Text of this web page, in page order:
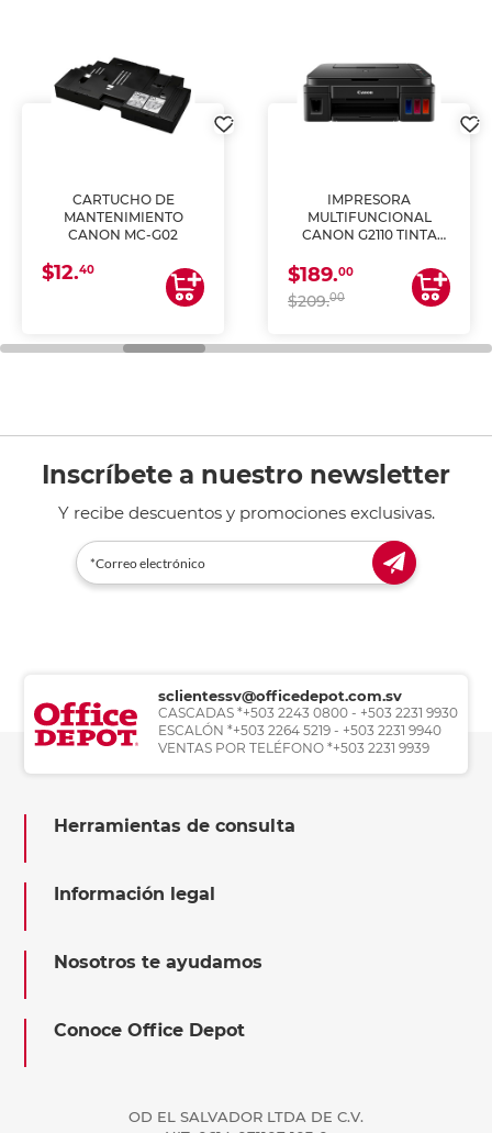
CARTUCHO DE
MANTENIMIENTO
CANON MC-G02
$12.40
IMPRESORA
MULTIFUNCIONAL
CANON G2110 TINTA
$189.00
$209.00
Inscríbete a nuestro newsletter
Y recibe descuentos y promociones exclusivas.
sclientessv@officedepot.com.sv
CASCADAS *+503 2243 0800 - +503 2231 9930
ESCALÓN *+503 2264 5219 - +503 2231 9940
VENTAS POR TELÉFONO *+503 2231 9939
Herramientas de consulta
Información legal
Nosotros te ayudamos
Conoce Office Depot
OD EL SALVADOR LTDA DE C.V.